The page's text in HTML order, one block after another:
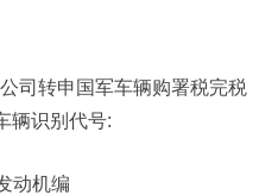
司转申国军车辆购署税完税
辆识别代号:
动机编